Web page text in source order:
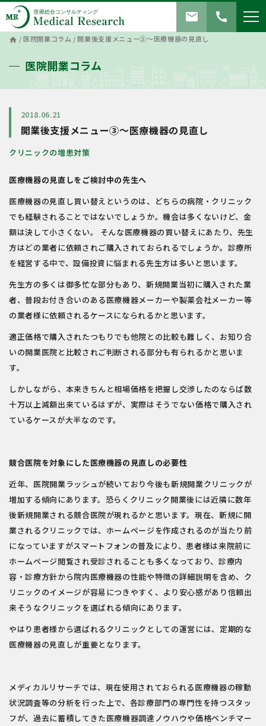
call
mail
home /医院開業コラム /開業後支援メニュー③～医療機器の見直し
医院開業コラム
2018.06.21
開業後支援メニュー③～医療機器の見直し
クリニックの増患対策
医療機器の見直しをご検討中の先生へ
医療機器の見直し買い替えというのは、どちらの病院・クリニック
でも経験されることではないでしょうか。機会は多くないけど、金
額は決して小さくない。 そんな医療機器の買い替えにあたり、先生
方はどの業者に依頼されご購入されておられるでしょうか。診療所
を経営する中で、設備投資に悩まれる先生方は多いと思います。
先生方の多くは御多忙な部分もあり、新規開業当初に購入された業
者、普段お付き合いのある医療機器メーカーや製薬会社メーカー等
の業者様に依頼されるケースになられるかと思います。
適正価格で購入されたつもりでも他院との比較も難しく、お知り合
いの開業医院と比較されご判断される部分も有られるかと思いま
す。
しかしながら、本来きちんと相場価格を把握し交渉したのならば数
十万以上減額出来ているはずが、実際はそうでない価格で購入され
ているケースが大半なのです。
競合医院を対象にした医療機器の見直しの必要性
近年、医院開業ラッシュが続いており今後も新規開業クリニックが
増加する傾向にあります。恐らくクリニック開業後には近隣に数年
後新規開業される競合医院が現れるかと思います。現在、新規に開
業されるクリニックでは、ホームページを作成されるのが当たり前
になっていますがスマートフォンの普及により、患者様は来院前に
ホームページ閲覧され受診されることも多くなっており、診療内
容・診療方針から院内医療機器の性能や特徴の詳細説明を含め、ク
リニックのイメージが容易につきやすく、より安心感があり信頼出
来そうなクリニックを選ばれる傾向にあります。
やはり患者様から選ばれるクリニックとしての運営には、定期的な
医療機器の見直しが重要となります。
メディカルリサーチでは、現在使用されておられる医療機器の稼動
状況調査等の分析を行った上で、各診療部門の専門性を持つスタッ
フが、過去に蓄積してきた医療機器調達ノウハウや価格ベンチマー